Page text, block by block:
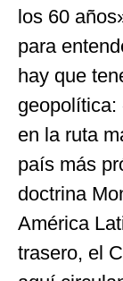
los 60
para
hay que
geopolítica:
en la ruta
país más
doctrina
América
trasero, el